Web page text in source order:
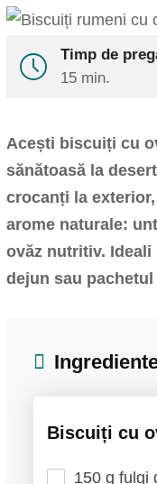
Timp de
15 min.
Acești biscuiți cu
sănătoasă la
crocanți la
arome naturale:
ovăz nutritiv. Ideali
dejun sau pachetul
Biscuiți cu
150 g fulgi